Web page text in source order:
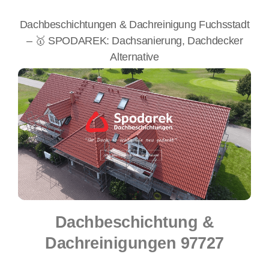
Dachbeschichtungen & Dachreinigung Fuchsstadt
– 🥇 SPODAREK: Dachsanierung, Dachdecker
Alternative
Dachbeschichtung &
Dachreinigungen 97727